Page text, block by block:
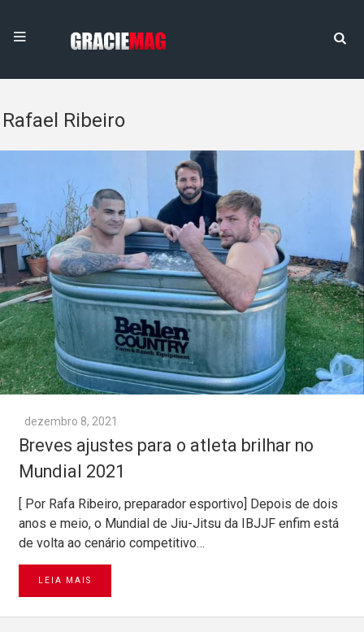
Rafael Ribeiro
dezembro 8, 2021
Breves ajustes para o atleta brilhar no
Mundial 2021
[ Por Rafa Ribeiro, preparador esportivo] Depois de dois
anos e meio, o Mundial de Jiu-Jitsu da IBJJF enfim está
de volta ao cenário competitivo…
LEIA MAIS